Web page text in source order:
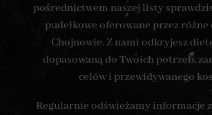
pośrednictwem naszej listy
pudełkowe oferowane przez
Chojnowie. Z nami odkryjesz
dopasowaną do Twoich potrzeb,
celów i przewidywanego
Regularnie odświeżamy informacje